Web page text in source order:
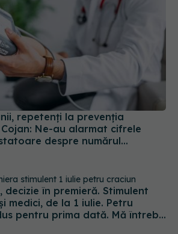
Ne-au alarmat cifrele
despre numărul
medici, de la 1 iulie. Petru
pentru prima dată. Mă întreb
acest stimulent în urmă cu